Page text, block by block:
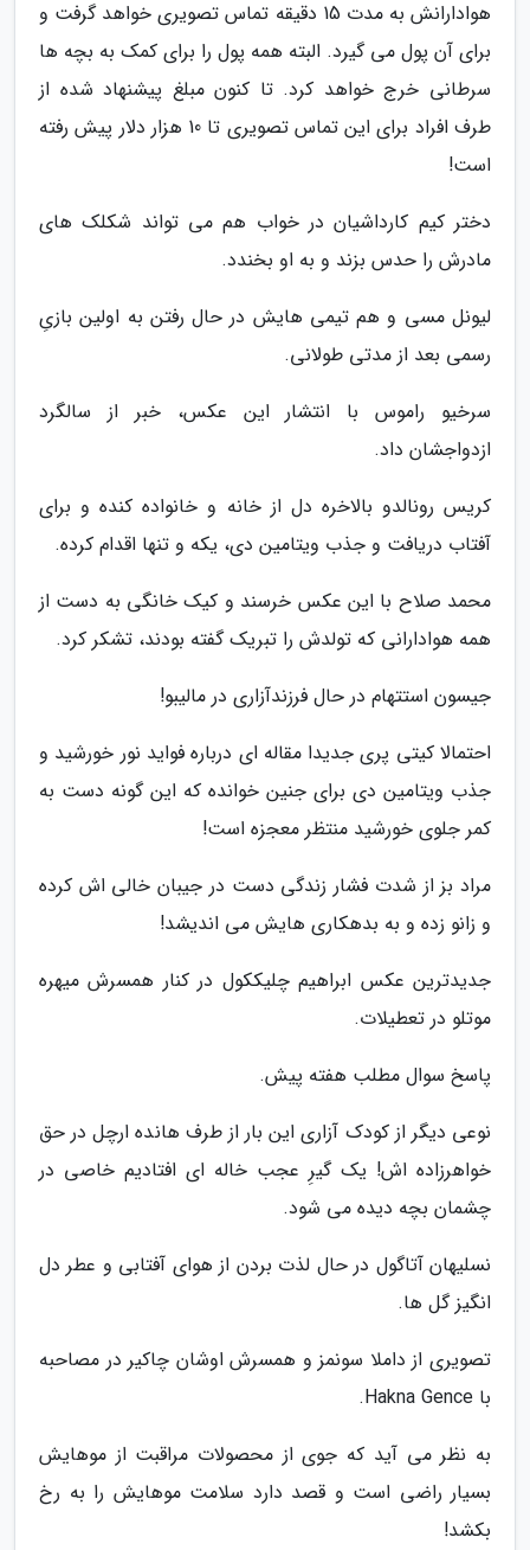
هوادارانش به مدت 15 دقیقه تماس تصویری خواهد گرفت و
برای آن پول می گیرد. البته همه پول را برای کمک به بچه ها
سرطانی خرج خواهد کرد. تا کنون مبلغ پیشنهاد شده از
طرف افراد برای این تماس تصویری تا 10 هزار دلار پیش رفته
است!
دختر کیم کارداشیان در خواب هم می تواند شکلک های
مادرش را حدس بزند و به او بخندد.
لیونل مسی و هم تیمی هایش در حال رفتن به اولین بازیِ
رسمی بعد از مدتی طولانی.
سرخیو راموس با انتشار این عکس، خبر از سالگرد
ازدواجشان داد.
کریس رونالدو بالاخره دل از خانه و خانواده کنده و برای
آفتاب دریافت و جذب ویتامین دی، یکه و تنها اقدام کرده.
محمد صلاح با این عکس خرسند و کیک خانگی به دست از
همه هوادارانی که تولدش را تبریک گفته بودند، تشکر کرد.
جیسون استتهام در حال فرزندآزاری در مالیبو!
احتمالا کیتی پری جدیدا مقاله ای درباره فواید نور خورشید و
جذب ویتامین دی برای جنین خوانده که این گونه دست به
کمر جلوی خورشید منتظر معجزه است!
مراد بز از شدت فشار زندگی دست در جیبان خالی اش کرده
و زانو زده و به بدهکاری هایش می اندیشد!
جدیدترین عکس ابراهیم چلیککول در کنار همسرش میهره
موتلو در تعطیلات.
پاسخ سوال مطلب هفته پیش.
نوعی دیگر از کودک آزاری این بار از طرف هانده ارچل در حق
خواهرزاده اش! یک گیرِ عجب خاله ای افتادیم خاصی در
چشمان بچه دیده می شود.
نسلیهان آتاگول در حال لذت بردن از هوای آفتابی و عطر دل
انگیز گل ها.
تصویری از داملا سونمز و همسرش اوشان چاکیر در مصاحبه
با Hakna Gence.
به نظر می آید که جوی از محصولات مراقبت از موهایش
بسیار راضی است و قصد دارد سلامت موهایش را به رخ
بکشد!